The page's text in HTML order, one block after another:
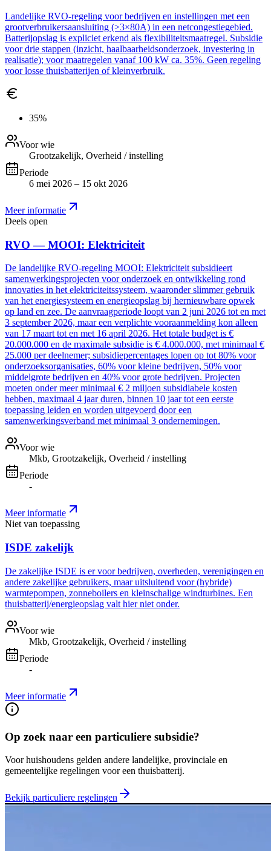
Landelijke RVO-regeling voor bedrijven en instellingen met een
grootverbruikersaansluiting (>3×80A) in een netcongestiegebied.
Batterijopslag is expliciet erkend als flexibiliteitsmaatregel. Subsidie
voor drie stappen (inzicht, haalbaarheidsonderzoek, investering in
realisatie); voor maatregelen vanaf 100 kW ca. 35%. Geen regeling
voor losse thuisbatterijen of kleinverbruik.
35%
Voor wie
Grootzakelijk, Overheid / instelling
Periode
6 mei 2026 – 15 okt 2026
Meer informatie
Deels open
RVO — MOOI: Elektriciteit
De landelijke RVO-regeling MOOI: Elektriciteit subsidieert
samenwerkingsprojecten voor onderzoek en ontwikkeling rond
innovaties in het elektriciteitssysteem, waaronder slimmer gebruik
van het energiesysteem en energieopslag bij hernieuwbare opwek
op land en zee. De aanvraagperiode loopt van 2 juni 2026 tot en met
3 september 2026, maar een verplichte vooraanmelding kon alleen
van 17 maart tot en met 16 april 2026. Het totale budget is €
20.000.000 en de maximale subsidie is € 4.000.000, met minimaal €
25.000 per deelnemer; subsidiepercentages lopen op tot 80% voor
onderzoeksorganisaties, 60% voor kleine bedrijven, 50% voor
middelgrote bedrijven en 40% voor grote bedrijven. Projecten
moeten onder meer minimaal € 2 miljoen subsidiabele kosten
hebben, maximaal 4 jaar duren, binnen 10 jaar tot een eerste
toepassing leiden en worden uitgevoerd door een
samenwerkingsverband met minimaal 3 ondernemingen.
Voor wie
Mkb, Grootzakelijk, Overheid / instelling
Periode
-
Meer informatie
Niet van toepassing
ISDE zakelijk
De zakelijke ISDE is er voor bedrijven, overheden, verenigingen en
andere zakelijke gebruikers, maar uitsluitend voor (hybride)
warmtepompen, zonneboilers en kleinschalige windturbines. Een
thuisbatterij/energieopslag valt hier niet onder.
Voor wie
Mkb, Grootzakelijk, Overheid / instelling
Periode
-
Meer informatie
Op zoek naar een particuliere subsidie?
Voor huishoudens gelden andere landelijke, provinciale en
gemeentelijke regelingen voor een thuisbatterij.
Bekijk particuliere regelingen